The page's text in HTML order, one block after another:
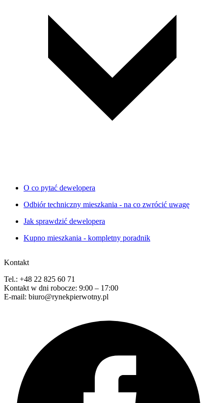
O co pytać dewelopera
Odbiór techniczny mieszkania - na co zwrócić uwagę
Jak sprawdzić dewelopera
Kupno mieszkania - kompletny poradnik
Kontakt
Tel.: +48 22 825 60 71
Kontakt w dni robocze: 9:00 – 17:00
E-mail: biuro@rynekpierwotny.pl